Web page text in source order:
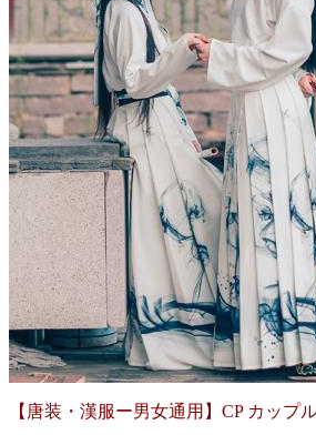
【唐装・漢服ー男女通用】CP カッ